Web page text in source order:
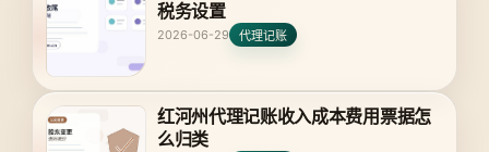
税务设置
2026-06-29 代理记账
红河州代理记账收入成本费用票据怎
么归类